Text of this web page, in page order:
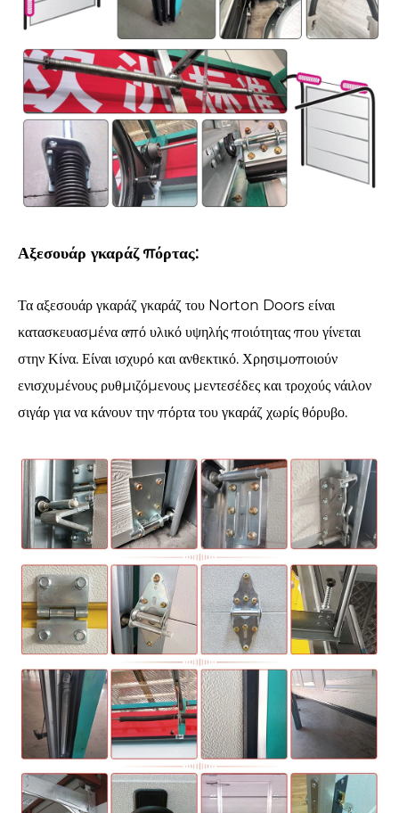
Αξεσουάρ γκαράζ πόρτας:
Τα αξεσουάρ γκαράζ γκαράζ του Norton Doors είναι
κατασκευασμένα από υλικό υψηλής ποιότητας που γίνεται
στην Κίνα. Είναι ισχυρό και ανθεκτικό. Χρησιμοποιούν
ενισχυμένους ρυθμιζόμενους μεντεσέδες και τροχούς νάιλον
σιγάρ για να κάνουν την πόρτα του γκαράζ χωρίς θόρυβο.